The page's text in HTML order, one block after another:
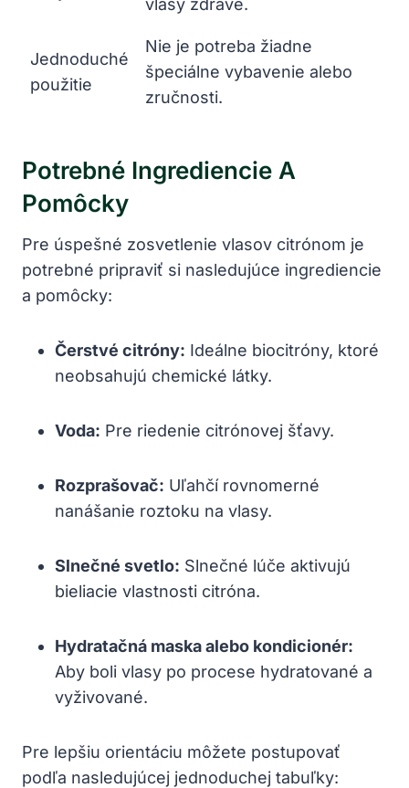
Jednoduché
použitie
Nie je potreba žiadne
špeciálne vybavenie alebo
zručnosti.
Potrebné Ingrediencie A
Pomôcky
Pre úspešné zosvetlenie vlasov citrónom je
potrebné pripraviť si nasledujúce ingrediencie
a pomôcky:
Čerstvé citróny: Ideálne biocitróny, ktoré
neobsahujú chemické látky.
Voda: Pre riedenie citrónovej šťavy.
Rozprašovač: Uľahčí rovnomerné
nanášanie roztoku na vlasy.
Slnečné svetlo: Slnečné lúče aktivujú
bieliacie vlastnosti citróna.
Hydratačná maska alebo kondicionér:
Aby boli vlasy po procese hydratované a
vyživované.
Pre lepšiu orientáciu môžete postupovať
podľa nasledujúcej jednoduchej tabuľky: